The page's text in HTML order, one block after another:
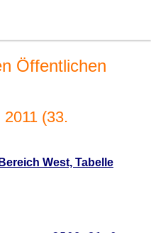
Öffentlichen
(33.
West, Tabelle